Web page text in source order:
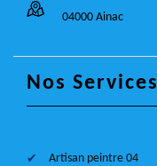
04000 Ainac
Nos Services
Artisan peintre 04